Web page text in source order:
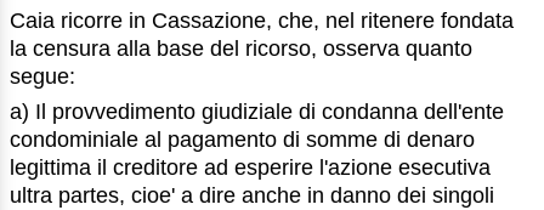
Caia ricorre in Cassazione, che, nel ritenere fondata
la censura alla base del ricorso, osserva quanto
segue:
a) Il provvedimento giudiziale di condanna dell'ente
condominiale al pagamento di somme di denaro
legittima il creditore ad esperire l'azione esecutiva
ultra partes, cioe' a dire anche in danno dei singoli